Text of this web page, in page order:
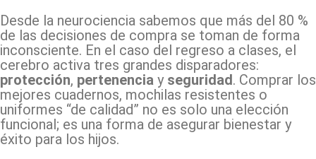
Desde la neurociencia sabemos que más del 80 %
de las decisiones de compra se toman de forma
inconsciente. En el caso del regreso a clases, el
cerebro activa tres grandes disparadores:
protección, pertenencia y seguridad. Comprar los
mejores cuadernos, mochilas resistentes o
uniformes “de calidad” no es solo una elección
funcional; es una forma de asegurar bienestar y
éxito para los hijos.